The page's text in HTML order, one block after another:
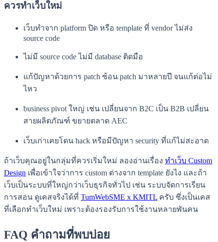
ควรทำเว็บใหม่
เว็บทำจาก platform ปิด หรือ template ที่ vendor ไม่ส่ง
source code
ไม่มี source code ไม่มี database ติดมือ
แก้ปัญหาด้วยการ patch ซ้อน patch มาหลายปี จนแก้ต่อไม่
ไหว
business pivot ใหญ่ เช่น เปลี่ยนจาก B2C เป็น B2B เปลี่ยน
สายผลิตภัณฑ์ ขยายตลาด AEC
เว็บเก่าเคยโดน hack หรือมีปัญหา security ที่แก้ไม่สะอาด
ถ้าเว็บคุณอยู่ในกลุ่มที่ควรเริ่มใหม่ ลองอ่านเรื่อง ทำเว็บ Custom
Design เพื่อเข้าใจว่าการ custom ต่างจาก template ยังไง และถ้า
เว็บเป็นระบบที่ใหญ่กว่าเว็บธุรกิจทั่วไป เช่น ระบบจัดการเรียน
การสอน ดูเคสจริงได้ที่ TumWebSME x KMITL ครับ ซึ่งเป็นเคส
ที่เลือกทำเว็บใหม่ เพราะต้องรองรับการใช้งานหลายพันคน
FAQ คำถามที่พบบ่อย